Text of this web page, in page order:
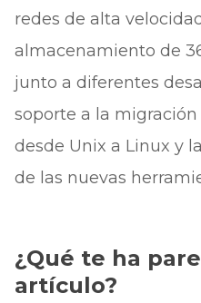
redes de alta
almacenamiento de
junto a diferentes
soporte a la
desde Unix a Linux y
de las nuevas
¿Qué te ha
artículo?